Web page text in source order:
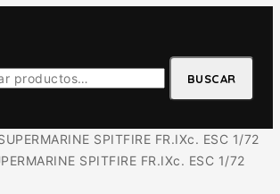
BUSCAR
SPITFIRE FR.IXc. ESC 1/72